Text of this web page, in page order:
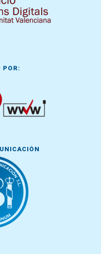
POR: